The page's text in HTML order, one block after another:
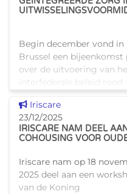
Begin december vond in
Brussel een bijeenkomst
over de uitvoering van
interfederale beleid rond
begeleiding, in
van het kabinet van
Alain Maron
Dit nieuws tonen
Iriscare
23/12/2025
IRISCARE NAM DEEL
COHOUSING VOOR
Iriscare nam op 18
2025 deel aan een
van de Koning